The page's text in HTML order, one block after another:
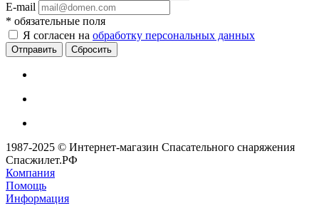
E-mail
* обязательные поля
Я согласен на обработку персональных данных
Сбросить
1987-2025 © Интернет-магазин Спасательного снаряжения
Спасжилет.РФ
Компания
Помощь
Информация